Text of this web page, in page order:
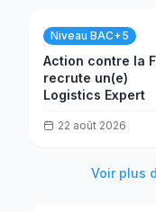
Niveau BAC+5
Action contre la
recrute un(e)
Logistics Expert
22 août 2026
Voir plus